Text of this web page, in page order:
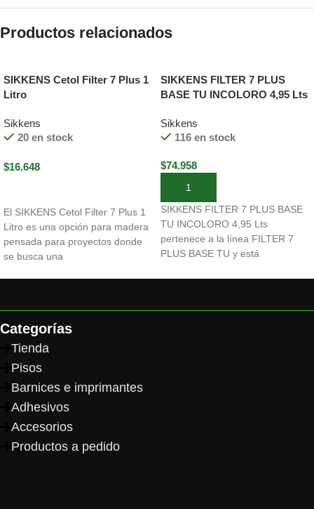
Productos relacionados
SIKKENS Cetol Filter 7 Plus 1
Litro
Sikkens
20 en stock
$16.648
El SIKKENS Cetol Filter 7 Plus 1
Litro es una opción para madera
pensada para proyectos donde
se busca una
SIKKENS FILTER 7 PLUS
BASE TU INCOLORO 4,95 Lts
Sikkens
116 en stock
$74.958
Añadir al carrito
SIKKENS FILTER 7 PLUS BASE
TU INCOLORO 4,95 Lts
pertenece a la línea FILTER 7
PLUS BASE TU y está
Categorías
Tienda
Pisos
Barnices e imprimantes
Adhesivos
Accesorios
Productos a pedido